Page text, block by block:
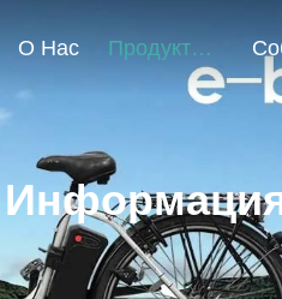
О Нас Продукты